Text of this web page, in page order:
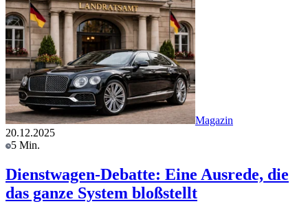
Magazin
20.12.2025
5 Min.
Dienstwagen-Debatte: Eine Ausrede, die
das ganze System bloßstellt